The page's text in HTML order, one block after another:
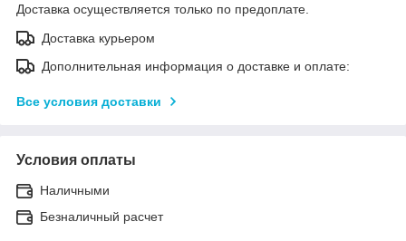
Доставка осуществляется только по предоплате.
Доставка курьером
Дополнительная информация о доставке и оплате:
Все условия доставки
Условия оплаты
Наличными
Безналичный расчет